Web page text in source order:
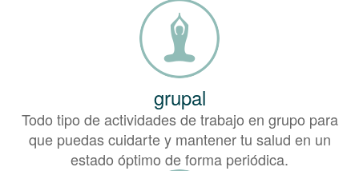
grupal
Todo tipo de actividades de trabajo en grupo para
que puedas cuidarte y mantener tu salud en un
estado óptimo de forma periódica.